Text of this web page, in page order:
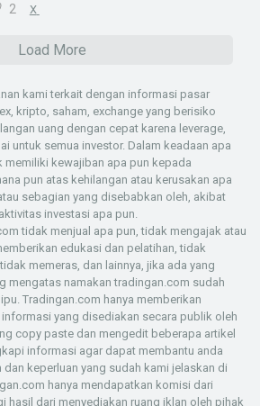
2 X
Load More
kami terkait dengan informasi pasar
kripto, saham, exchange yang berisiko
uang dengan cepat karena leverage,
untuk semua investor. Dalam keadaan apa
memiliki kewajiban apa pun kepada
pun atas kehilangan atau kerusakan apa
sebagian yang disebabkan oleh, akibat
investasi apa pun.
tidak menjual apa pun, tidak mengajak atau
edukasi dan pelatihan, tidak
memeras, dan lainnya, jika ada yang
mengatas namakan tradingan.com sudah
Tradingan.com hanya memberikan
yang disediakan secara publik oleh
copy paste dan mengedit beberapa artikel
informasi agar dapat membantu anda
keperluan yang sudah kami jelaskan di
hanya mendapatkan komisi dari
hasil dari menyediakan ruang iklan oleh pihak